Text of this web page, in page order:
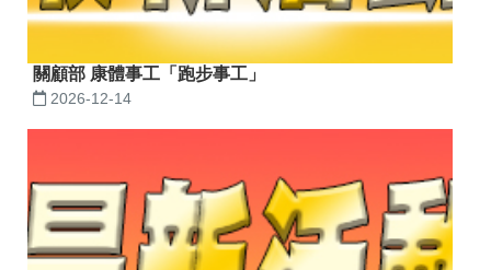
關顧部 康體事工「跑步事工」
2026-12-14